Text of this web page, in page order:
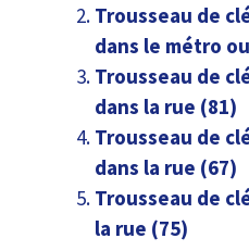
Trousseau de
dans le métro
Trousseau de
dans la rue (81)
Trousseau de
dans la rue (67)
Trousseau de
la rue (75)